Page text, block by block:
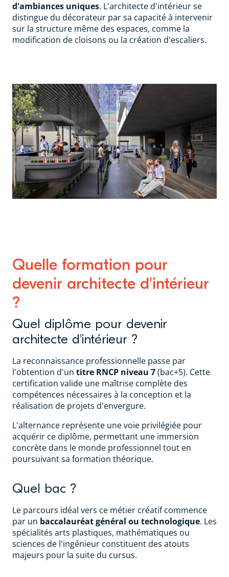
d'ambiances uniques. L'architecte d'intérieur se
distingue du décorateur par sa capacité à intervenir
sur la structure même des espaces, comme la
modification de cloisons ou la création d'escaliers.
Quelle formation pour
devenir architecte d'intérieur
?
Quel diplôme pour devenir
architecte d'intérieur ?
La reconnaissance professionnelle passe par
l'obtention d'un titre RNCP niveau 7(bac+5). Cette
certification valide une maîtrise complète des
compétences nécessaires à la conception et la
réalisation de projets d'envergure.
L'alternance représente une voie privilégiée pour
acquérir ce diplôme, permettant une immersion
concrète dans le monde professionnel tout en
poursuivant sa formation théorique.
Quel bac ?
Le parcours idéal vers ce métier créatif commence
par un baccalauréat général ou technologique. Les
spécialités arts plastiques, mathématiques ou
sciences de l'ingénieur constituent des atouts
majeurs pour la suite du cursus.